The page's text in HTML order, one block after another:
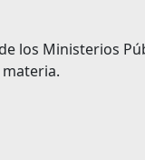
los Ministerios